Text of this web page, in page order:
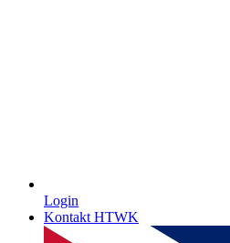
Login
Kontakt HTWK